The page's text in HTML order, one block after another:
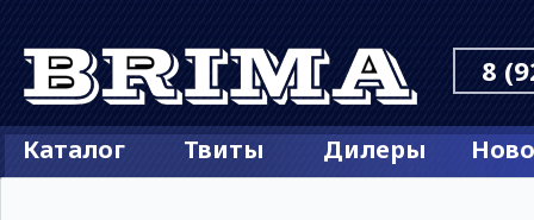
8
Каталог Твиты Дилеры